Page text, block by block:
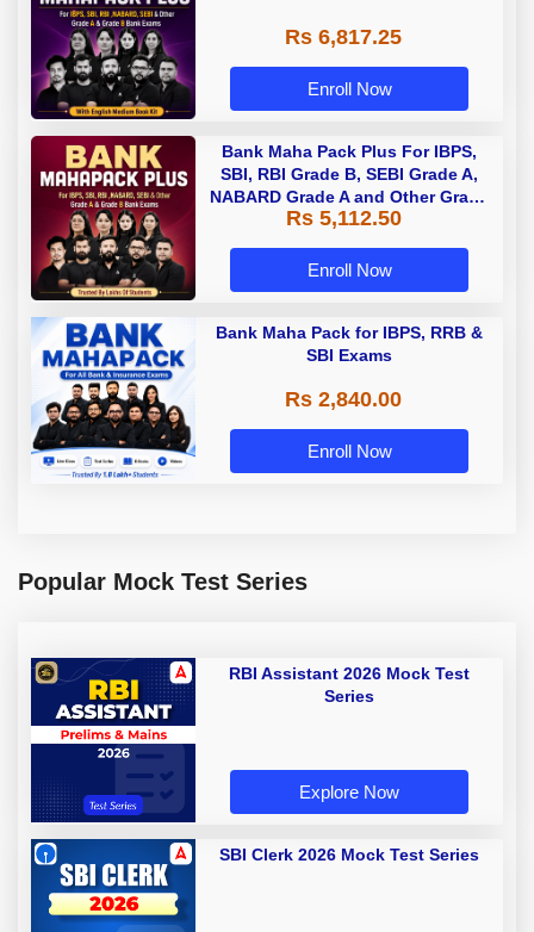
Rs 6,817.25
Enroll Now
Bank Maha Pack Plus For IBPS,
SBI, RBI Grade B, SEBI Grade A,
NABARD Grade A and Other Grade
A & Grade B Bank Exams
Rs 5,112.50
Enroll Now
Bank Maha Pack for IBPS, RRB &
SBI Exams
Rs 2,840.00
Enroll Now
Popular Mock Test Series
RBI Assistant 2026 Mock Test
Series
Explore Now
SBI Clerk 2026 Mock Test Series